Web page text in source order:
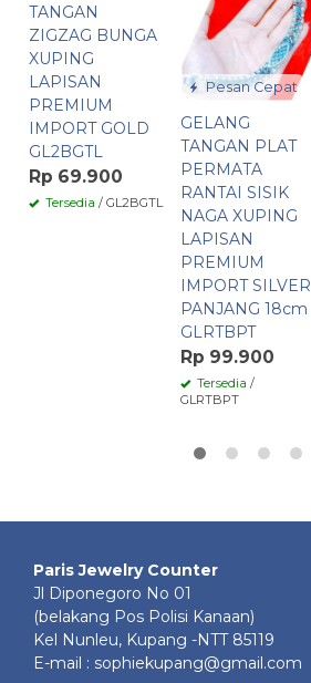
TANGAN
ZIGZAG BUNGA
XUPING
LAPISAN
PREMIUM
IMPORT GOLD
GL2BGTL
Rp 69.900
Tersedia / GL2BGTL
Pesan Cepat
GELANG
TANGAN PLAT
PERMATA
RANTAI SISIK
NAGA XUPING
LAPISAN
PREMIUM
IMPORT SILVER
PANJANG 18cm
GLRTBPT
Rp 99.900
Tersedia /
GLRTBPT
Paris Jewelry Counter
Jl Diponegoro No 01
(belakang Pos Polisi Kanaan)
Kel Nunleu, Kupang -NTT 85119
E-mail : sophiekupang@gmail.com